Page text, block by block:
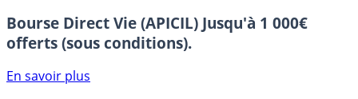
Bourse Direct Vie (APICIL) Jusqu'à 1 000€
offerts (sous conditions).
En savoir plus